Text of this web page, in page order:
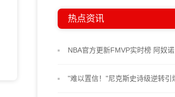
热点资讯
NBA官方更新FMVP实时榜 阿奴诺
"难以置信！"尼克斯史诗级逆转引